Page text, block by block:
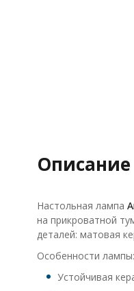
Описание
Настольная лампа
на прикроватной
деталей: матовая
Особенности лампы:
Устойчивая